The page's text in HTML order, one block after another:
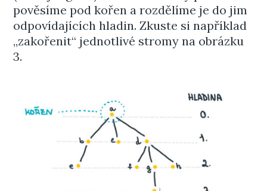
pověsíme pod kořen a rozdělíme je do jim
odpovídajících hladin. Zkuste si například
„zakořenit“ jednotlivé stromy na obrázku
3.